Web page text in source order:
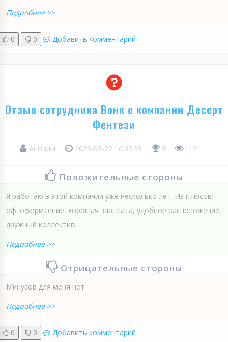
Подробнее >>
0 0 Добавить комментарий
Отзыв сотрудника Вонк о компании Десерт
Фентези
Аноним 2023-09-22 16:05:39 3 1121
Положительные стороны
Я работаю в этой компании уже несколько лет. Из плюсов:
оф. оформление, хорошая зарплата, удобное расположение,
дружный коллектив.
Подробнее >>
Отрицательные стороны
Минусов для меня нет
Подробнее >>
0 0 Добавить комментарий